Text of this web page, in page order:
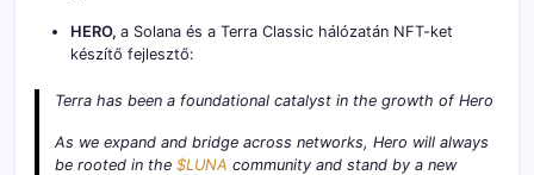
HERO, a Solana és a Terra Classic hálózatán NFT-ket
készítő fejlesztő:
Terra has been a foundational catalyst in the growth of Hero
As we expand and bridge across networks, Hero will always
be rooted in the $LUNA community and stand by a new